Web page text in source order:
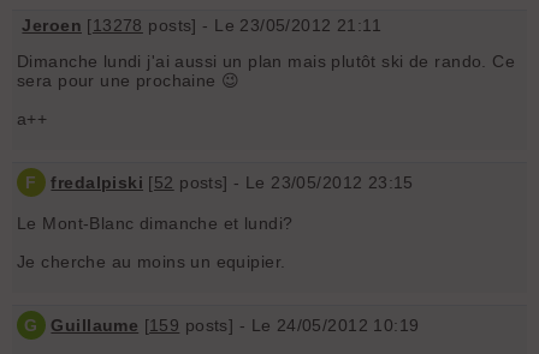
Jeroen [13278 posts] - Le 23/05/2012 21:11
Dimanche lundi j'ai aussi un plan mais plutôt ski de rando. Ce
sera pour une prochaine 😉
a++
F fredalpiski [52 posts] - Le 23/05/2012 23:15
Le Mont-Blanc dimanche et lundi?
Je cherche au moins un equipier.
G Guillaume [159 posts] - Le 24/05/2012 10:19